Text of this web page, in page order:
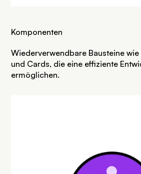
Komponenten
Wiederverwendbare Bausteine
und Cards, die eine effiziente
ermöglichen.